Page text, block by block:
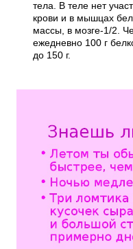
тела. В теле нет
крови и в мышцах
массы, в мозге-1/2.
ежедневно 100 г
до 150 г.